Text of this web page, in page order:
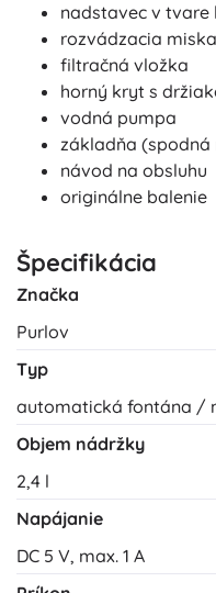
nadstavec v tvare
rozvádzacia miska
filtračná vložka
horný kryt s
vodná pumpa
základňa (spodná
návod na obsluhu
originálne balenie
Špecifikácia
Značka
Purlov
Typ
automatická fontána /
Objem nádržky
2,4 l
Napájanie
DC 5 V, max. 1 A